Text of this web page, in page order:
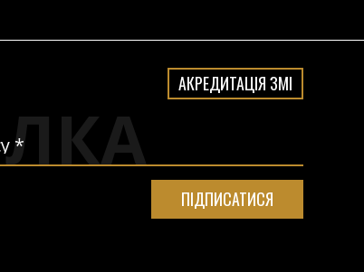
АКРЕДИТАЦІЯ ЗМІ